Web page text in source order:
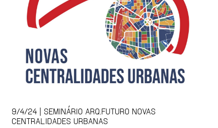
9/4/24 | SEMINÁRIO ARQ.FUTURO NOVAS
CENTRALIDADES URBANAS